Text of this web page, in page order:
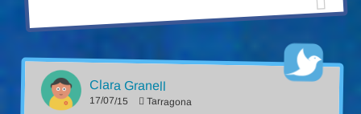
Clara Granell
17/07/15 Tarragona